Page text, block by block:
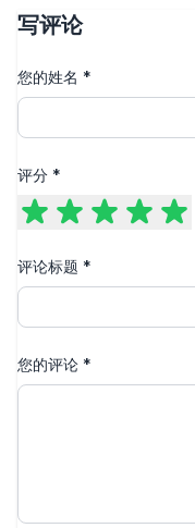
写评论
您的姓名 *
评分 *
评论标题 *
您的评论 *